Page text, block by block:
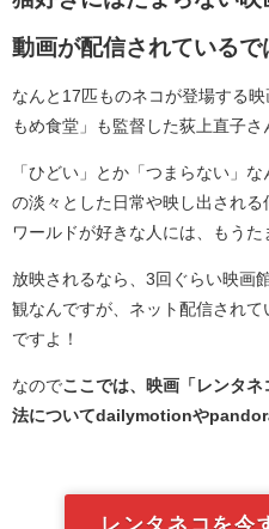
動画が配信されているで
なんと17匹ものネコが登場する
もめ食堂」も監督した荻上直子さ
「ひどい」とか「つまらない」
の淡々とした日常や映し出され
ワールドが好きな人には、もうた
放映されるなら、3回ぐらい映画
観なんですが、ネット配信され
ですよ！
なので ここでは、映画「レンタ
法についてdailymotionや
レンタネコを今